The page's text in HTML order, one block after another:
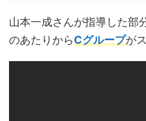
山本一成さんが指導した部
のあたりからCグループが